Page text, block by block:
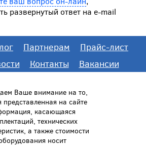
развернутый ответ на e-mail
Партнерам
Прайс-лист
Контакты Вакансии
Ваше внимание на то,
представленная на сайте
касающаяся
технических
а также стоимости
носит